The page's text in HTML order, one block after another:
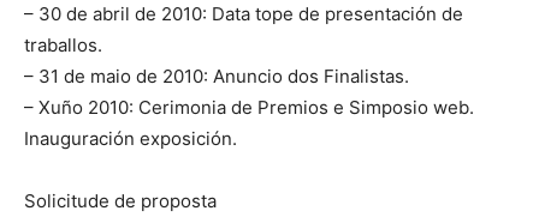
– 30 de abril de 2010: Data tope de presentación de
traballos.
– 31 de maio de 2010: Anuncio dos Finalistas.
– Xuño 2010: Cerimonia de Premios e Simposio web.
Inauguración exposición.
Solicitude de proposta